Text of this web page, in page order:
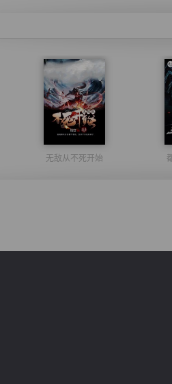
无敌从不死开始